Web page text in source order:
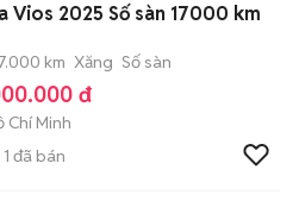
Vios 2025 Số sàn 17000 km
km Xăng Số sàn
đ
Chí Minh
1 đã bán